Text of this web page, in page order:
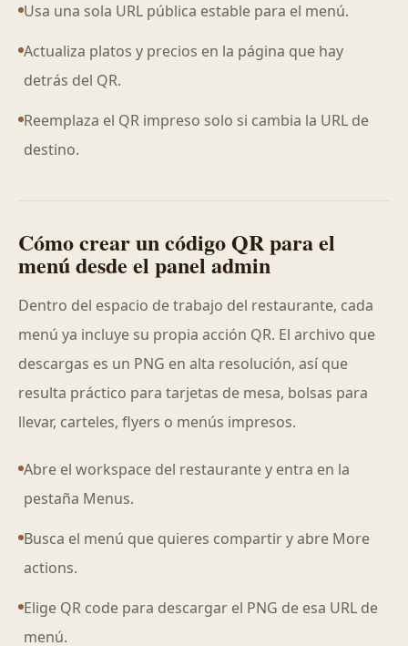
Usa una sola URL pública estable para el menú.
Actualiza platos y precios en la página que hay
detrás del QR.
Reemplaza el QR impreso solo si cambia la URL de
destino.
Cómo crear un código QR para el
menú desde el panel admin
Dentro del espacio de trabajo del restaurante, cada
menú ya incluye su propia acción QR. El archivo que
descargas es un PNG en alta resolución, así que
resulta práctico para tarjetas de mesa, bolsas para
llevar, carteles, flyers o menús impresos.
Abre el workspace del restaurante y entra en la
pestaña Menus.
Busca el menú que quieres compartir y abre More
actions.
Elige QR code para descargar el PNG de esa URL de
menú.